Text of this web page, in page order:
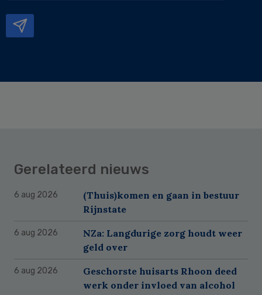
Gerelateerd nieuws
6 aug 2026
(Thuis)komen en gaan in bestuur
Rijnstate
6 aug 2026
NZa: Langdurige zorg houdt weer
geld over
6 aug 2026
Geschorste huisarts Rhoon deed
werk onder invloed van alcohol